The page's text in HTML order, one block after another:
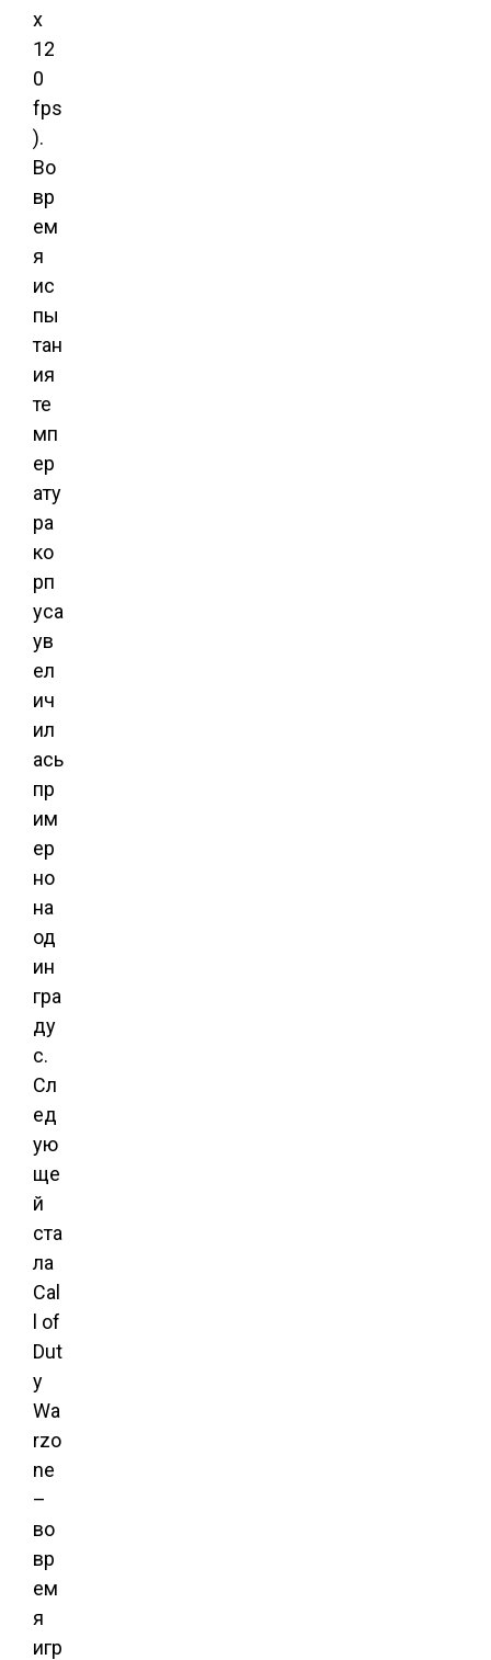
х
12
0
fps
).
Во
вр
ем
я
ис
пы
тан
ия
те
мп
ер
ату
ра
ко
рп
уса
ув
ел
ич
ил
ась
пр
им
ер
но
на
од
ин
гра
ду
с.
Сл
ед
ую
ще
й
ста
ла
Cal
l of
Dut
y
Wa
rzo
ne
–
во
вр
ем
я
игр